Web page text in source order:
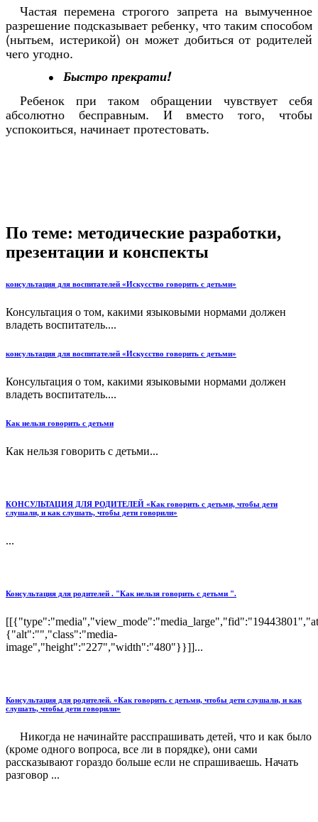
Частая перемена строгого запрета на вымученное
разрешение подсказывает ребенку, что таким способом
(нытьем, истерикой) он может добиться от родителей
чего угодно.
Быстро прекрати!
Ребенок при таком обращении чувствует себя
абсолютно бесправным. И вместо того, чтобы
успокоиться, начинает протестовать.
По теме: методические разработки,
презентации и конспекты
консультация для воспитателей «Искусство говорить с детьми»
Консультация о том, какими языковыми нормами должен
владеть воспитатель....
консультация для воспитателей «Искусство говорить с детьми»
Консультация о том, какими языковыми нормами должен
владеть воспитатель....
Как нельзя говорить с детьми
Как нельзя говорить с детьми...
КОНСУЛЬТАЦИЯ ДЛЯ РОДИТЕЛЕЙ «Как говорить с детьми, чтобы дети
слушали, и как слушать, чтобы дети говорили»
...
Консультация для родителей . "Как нельзя говорить с детьми ".
{"alt":"","class":"media-
image","height":"227","width":"480"}}]]...
Консультация для родителей. «Кaк говорить с детьми, чтобы дети слушали, и кaк
слушать, чтобы дети говорили»
Никогда не начинайте расспрашивать детей, что и как было
(кроме одного вопроса, все ли в порядке), они сами
рассказывают гораздо больше если не спрашиваешь. Начать
разговор ...